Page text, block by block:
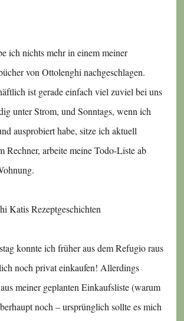
von Ottolenghi nachgeschlagen.
ist gerade einfach viel zuviel bei uns
unter Strom, und Sonntags, wenn ich
ausprobiert habe, sitze ich aktuell
Rechner, arbeite meine Todo-Liste ab
konnte ich früher aus dem Refugio raus
noch privat einkaufen! Allerdings
meiner geplanten Einkaufsliste (warum
noch – ursprünglich sollte es mich